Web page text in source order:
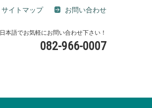
サイトマップ お問い合わせ
日本語でお気軽にお問い合わせ下さい！
082-966-0007